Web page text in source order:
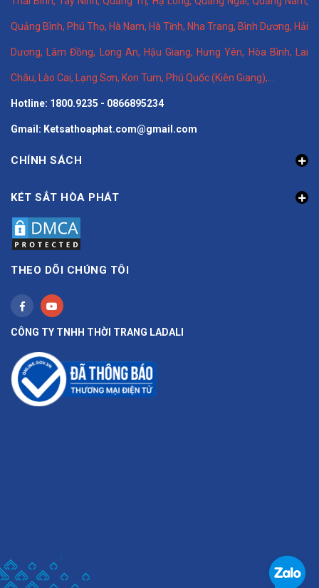
Quảng Bình, Phú Thọ, Hà Nam, Hà Tĩnh, Nha Trang, Bình Dương, Hải
Dương, Lâm Đồng, Long An, Hậu Giang, Hưng Yên, Hòa Bình, Lai
Châu, Lào Cai, Lạng Sơn, Kon Tum, Phú Quốc (Kiên Giang),...
Hotline: 1800.9235 - 0866895234
Gmail: Ketsathoaphat.com@gmail.com
CHÍNH SÁCH
KÉT SẮT HÒA PHÁT
THEO DÕI CHÚNG TÔI
CÔNG TY TNHH THỜI TRANG LADALI